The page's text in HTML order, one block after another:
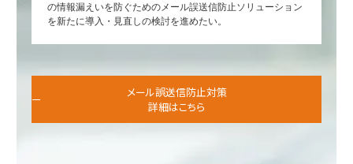
の情報漏えいを防ぐためのメール誤送信防止ソリューション
を新たに導入・見直しの検討を進めたい。
メール誤送信防止対策
詳細はこちら